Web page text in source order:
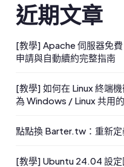
近期文章
[教學] Apache 伺服器免
申請與自動續約完整指南
[教學] 如何在 Linux 終端
為 Windows / Linux 共用
點點換 Barter.tw：重新
[教學] Ubuntu 24.04 設